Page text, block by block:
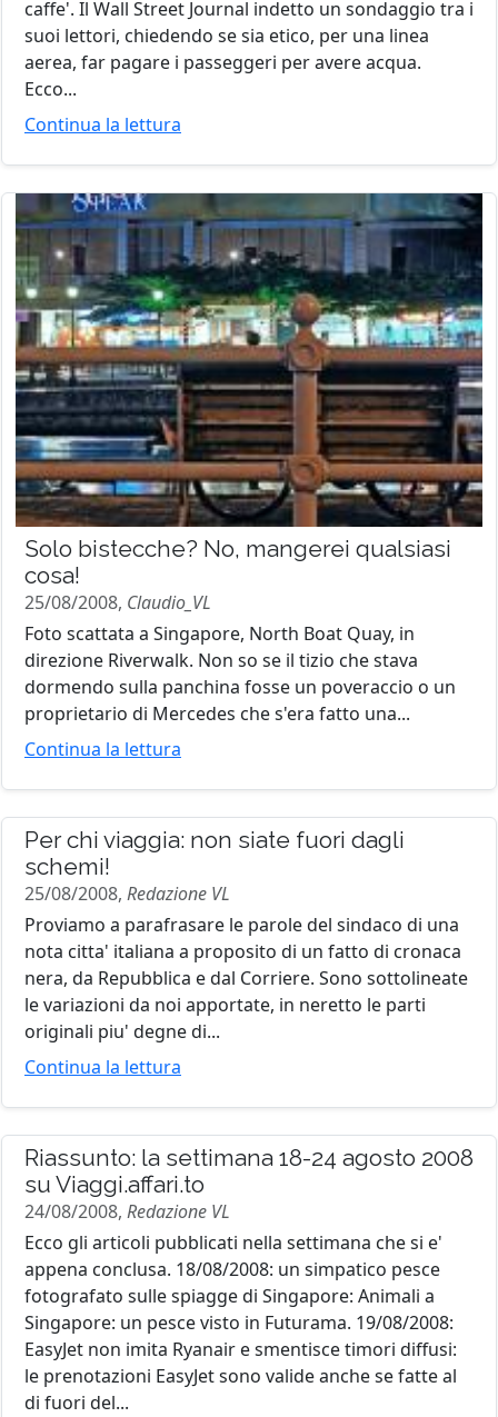
caffe'. Il Wall Street Journal indetto un sondaggio tra i
suoi lettori, chiedendo se sia etico, per una linea
aerea, far pagare i passeggeri per avere acqua.
Ecco...
Continua la lettura
Solo bistecche? No, mangerei qualsiasi
cosa!
25/08/2008, Claudio_VL
Foto scattata a Singapore, North Boat Quay, in
direzione Riverwalk. Non so se il tizio che stava
dormendo sulla panchina fosse un poveraccio o un
proprietario di Mercedes che s'era fatto una...
Continua la lettura
Per chi viaggia: non siate fuori dagli
schemi!
25/08/2008, Redazione VL
Proviamo a parafrasare le parole del sindaco di una
nota citta' italiana a proposito di un fatto di cronaca
nera, da Repubblica e dal Corriere. Sono sottolineate
le variazioni da noi apportate, in neretto le parti
originali piu' degne di...
Continua la lettura
Riassunto: la settimana 18-24 agosto 2008
su Viaggi.affari.to
24/08/2008, Redazione VL
Ecco gli articoli pubblicati nella settimana che si e'
appena conclusa. 18/08/2008: un simpatico pesce
fotografato sulle spiagge di Singapore: Animali a
Singapore: un pesce visto in Futurama. 19/08/2008:
EasyJet non imita Ryanair e smentisce timori diffusi:
le prenotazioni EasyJet sono valide anche se fatte al
di fuori del...